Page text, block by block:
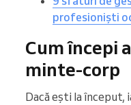
profesioniști
Cum începi
minte-corp
Dacă ești la